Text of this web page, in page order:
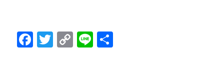
F T C Li